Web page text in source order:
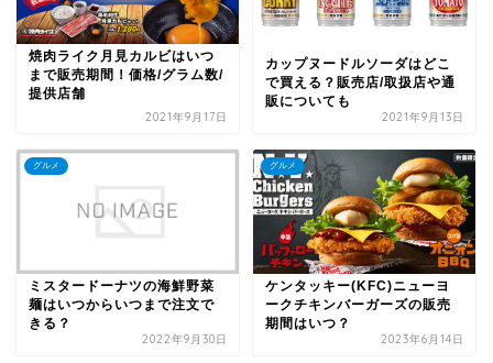
焼肉ライク月見カルビはいつ
まで販売期間！価格/グラム数/
提供店舗
2021年9月17日
カップヌードルソーダはどこ
で買える？販売店/取扱店や通
販についても
2021年9月13日
グルメ
ミスタードーナツの海鮮野菜
麺はいつからいつまで注文で
きる？
2022年9月30日
グルメ
ケンタッキー(KFC)ニューヨ
ークチキンバーガーズの販売
期間はいつ？
2023年6月14日